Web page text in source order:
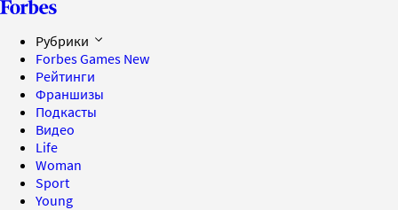
Рубрики
Forbes Games New
Рейтинги
Франшизы
Подкасты
Видео
Life
Woman
Sport
Young